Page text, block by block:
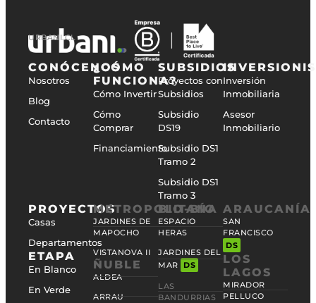
URBANI.CL
CONÓCENOS
Nosotros
Blog
Contacto
¿CÓMO
FUNCIONA?
Cómo Invertir
Cómo
Comprar
Financiamiento
SUBSIDIOS
Proyectos con
Subsidios
Subsidio
DS19
Subsidio DS1
Tramo 2
Subsidio DS1
Tramo 3
Inversión
Inmobiliaria
Asesor
Inmobiliario
PROYECTOS
Casas
Departamentos
ETAPA
En Blanco
En Verde
METROPOLITANA
JARDINES DE
MAPOCHO
VISTANOVA II
ÑUBLE
ALDEA
ARRAU
BIO-BÍO
ESPACIO
HERAS
JARDINES DEL
MAR
DS
LAS
BANDURRIAS
ARAUCANÍA
SAN
FRANCISCO
DS
LOS
LAGOS
MIRADOR
PELLUCO